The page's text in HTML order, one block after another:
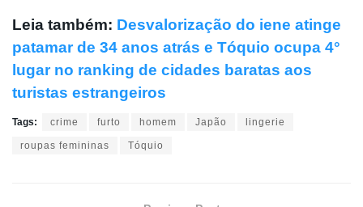
Leia também: Desvalorização do iene atinge
patamar de 34 anos atrás e Tóquio ocupa 4°
lugar no ranking de cidades baratas aos
turistas estrangeiros
Tags: crime furto homem Japão lingerie
roupas femininas Tóquio